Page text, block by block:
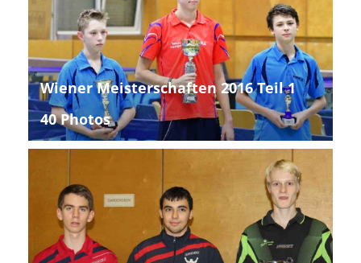
Wiener Meisterschaften 2016 Teil 1
40 Photos